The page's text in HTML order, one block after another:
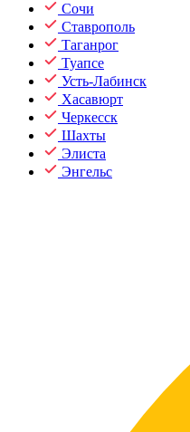
Сочи
Ставрополь
Таганрог
Туапсе
Усть-Лабинск
Хасавюрт
Черкесск
Шахты
Элиста
Энгельс